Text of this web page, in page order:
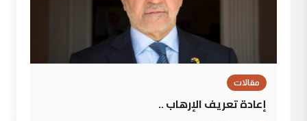
مقالات
إعادة تعريف الإرهاب ..